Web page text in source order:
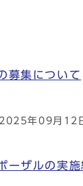
募集について
2025年09月12
ーザルの実施